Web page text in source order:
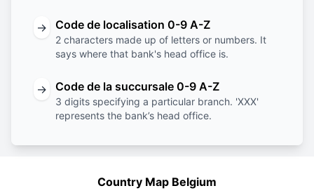
→ Code de localisation 0-9 A-Z
2 characters made up of letters or numbers. It
says where that bank's head office is.
→ Code de la succursale 0-9 A-Z
3 digits specifying a particular branch. 'XXX'
represents the bank’s head office.
Country Map Belgium